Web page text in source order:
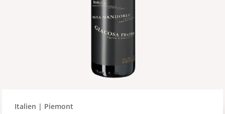
Italien | Piemont